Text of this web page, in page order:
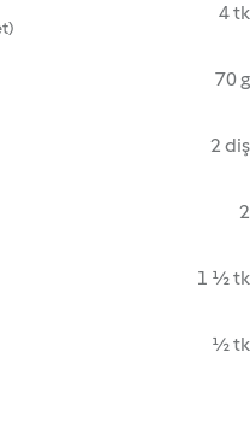
4 tk
70 g
2 diş
2
1 ½ tk
½ tk